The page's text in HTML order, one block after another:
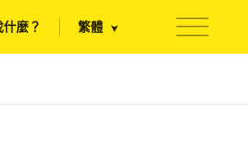
麼？ 繁體